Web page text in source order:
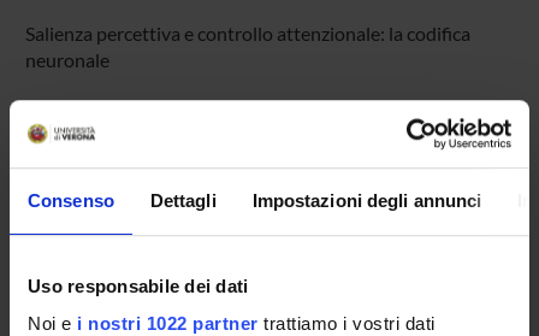
Consenso Dettagli Impostazioni degli annunci
Uso responsabile dei dati
Noi e i nostri 1022 partner trattiamo i vostri dati
Salienza percettiva e controllo attenzionale: la codifica
neuronale
PROJECT PARTICIPANTS
Full Professor
SECTIONS